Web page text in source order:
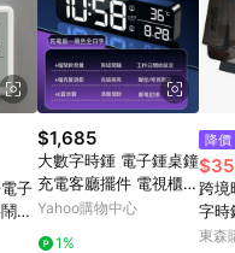
、樂透金、東森現金
物ETMall之結帳頁面
回饋點數」機制(特
中同一商品不論件數
定的回饋機制為準。
料更新會有時間差，
購物ETMall銷售網
爭議，請務必於訂單
過180天(含)以上進
包僅限指定商品使
用商品與使用條件
子
鐘
鐘
$1,685
大數字時鍾 電子鍾桌鐘
充電客廳擺件 電視櫃桌
面台式鬧鍾
Yahoo購物中心
1%
降價
跨境
字時
子鬧
東森